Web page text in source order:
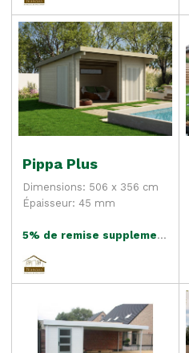
Pippa Plus
Dimensions: 506 x 356 cm
Épaisseur: 45 mm
5% de remise supplementaire